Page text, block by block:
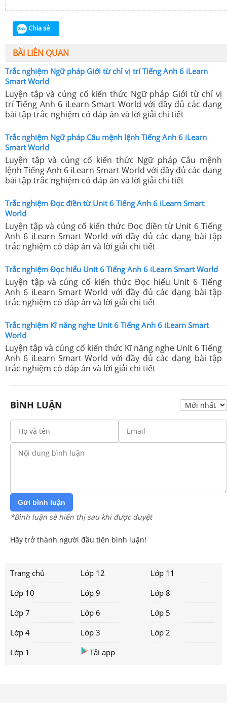
Chia sẻ
BÀI LIÊN QUAN
Trắc nghiệm Ngữ pháp Giới từ chỉ vị trí Tiếng Anh 6 iLearn
Smart World
Luyện tập và củng cố kiến thức Ngữ pháp Giới từ chỉ vị
trí Tiếng Anh 6 iLearn Smart World với đầy đủ các dạng
bài tập trắc nghiệm có đáp án và lời giải chi tiết
Trắc nghiệm Ngữ pháp Câu mệnh lệnh Tiếng Anh 6 iLearn
Smart World
Luyện tập và củng cố kiến thức Ngữ pháp Câu mệnh
lệnh Tiếng Anh 6 iLearn Smart World với đầy đủ các dạng
bài tập trắc nghiệm có đáp án và lời giải chi tiết
Trắc nghiệm Đọc điền từ Unit 6 Tiếng Anh 6 iLearn Smart
World
Luyện tập và củng cố kiến thức Đọc điền từ Unit 6 Tiếng
Anh 6 iLearn Smart World với đầy đủ các dạng bài tập
trắc nghiệm có đáp án và lời giải chi tiết
Trắc nghiệm Đọc hiểu Unit 6 Tiếng Anh 6 iLearn Smart World
Luyện tập và củng cố kiến thức Đọc hiểu Unit 6 Tiếng
Anh 6 iLearn Smart World với đầy đủ các dạng bài tập
trắc nghiệm có đáp án và lời giải chi tiết
Trắc nghiệm Kĩ năng nghe Unit 6 Tiếng Anh 6 iLearn Smart
World
Luyện tập và củng cố kiến thức Kĩ năng nghe Unit 6 Tiếng
Anh 6 iLearn Smart World với đầy đủ các dạng bài tập
trắc nghiệm có đáp án và lời giải chi tiết
BÌNH LUẬN
Gửi bình luận
*Bình luận sẽ hiển thị sau khi được duyệt
Hãy trở thành người đầu tiên bình luận!
Trang chủ Lớp 12
Lớp 11
Lớp 10
Lớp 9
Lớp 8
Lớp 7
Lớp 6
Lớp 5
Lớp 4
Lớp 3
Lớp 2
Lớp 1
Tải app